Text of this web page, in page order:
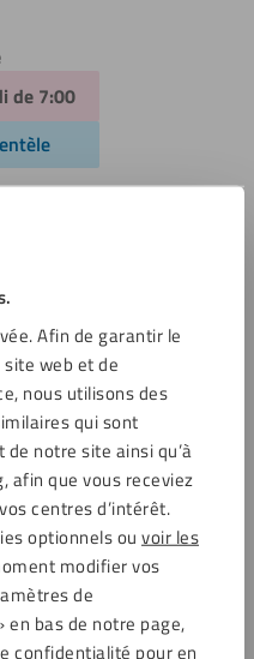
Afin de garantir le
web et de
nous utilisons des
qui sont
notre site ainsi qu’à
afin que vous receviez
centres d’intérêt.
optionnels ou voir les
modifier vos
de
bas de notre page,
confidentialité pour en
de 7:00